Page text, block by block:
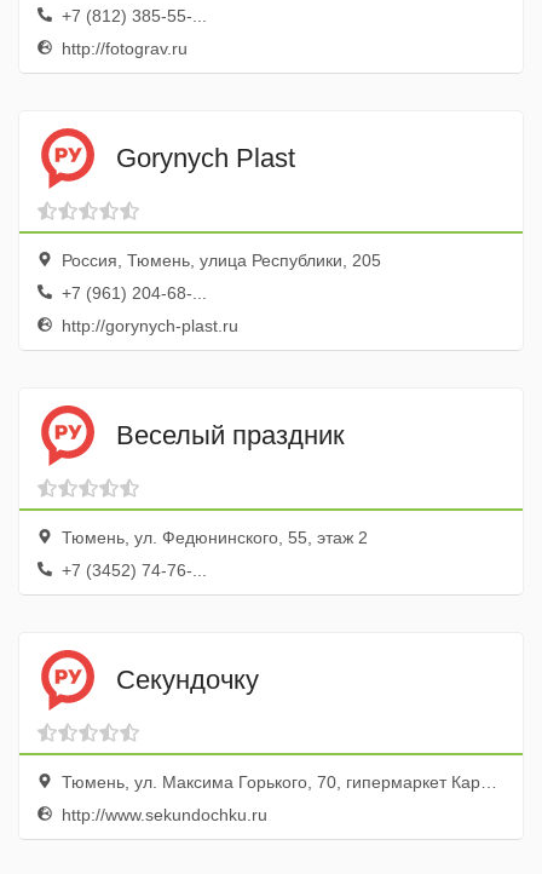
+7 (812) 385-55-...
http://fotograv.ru
Gorynych Plast
Россия, Тюмень, улица Республики, 205
+7 (961) 204-68-...
http://gorynych-plast.ru
Веселый праздник
Тюмень, ул. Федюнинского, 55, этаж 2
+7 (3452) 74-76-...
Секундочку
Тюмень, ул. Максима Горького, 70, гипермаркет Карусель
http://www.sekundochku.ru